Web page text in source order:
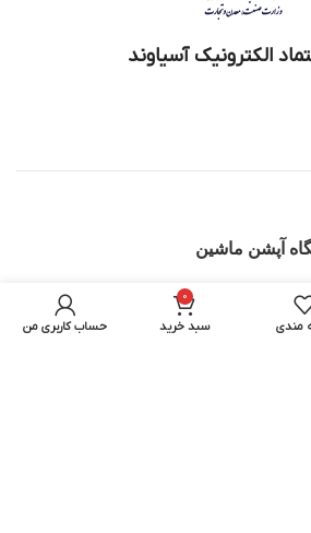
الکترونیک آسیاوند
آپشن ماشین
مندی
0
سبد خرید حساب کاربری من